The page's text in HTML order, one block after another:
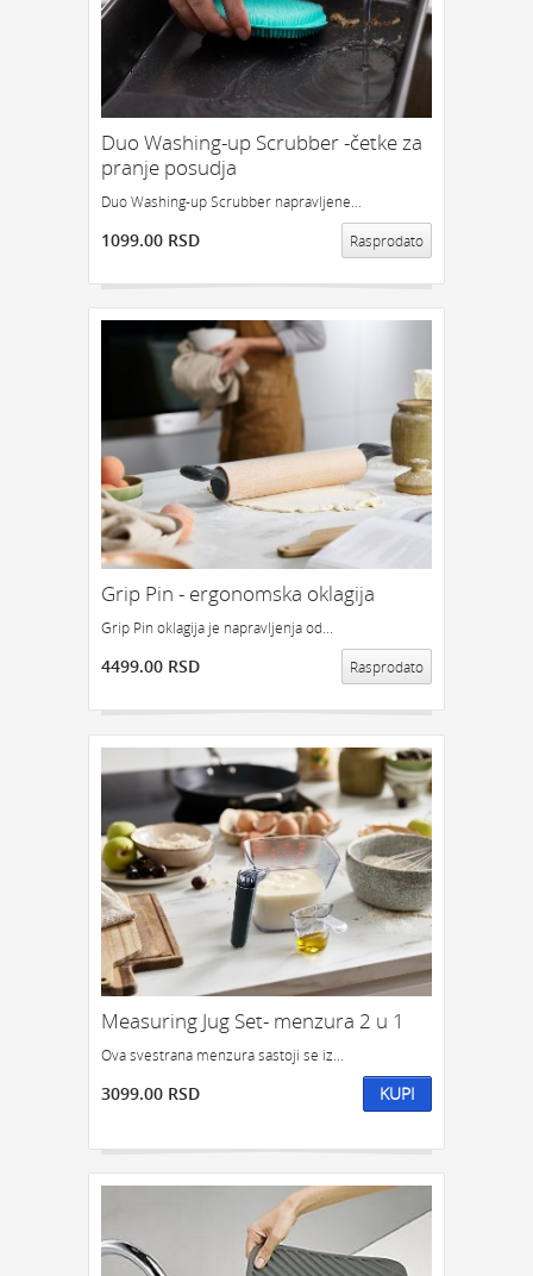
Duo Washing-up Scrubber -četke za
pranje posudja
Duo Washing-up Scrubber napravljene...
1099.00 RSD Rasprodato
Grip Pin - ergonomska oklagija
Grip Pin oklagija je napravljenja od...
4499.00 RSD Rasprodato
Measuring Jug Set- menzura 2 u 1
Ova svestrana menzura sastoji se iz...
3099.00 RSD KUPI